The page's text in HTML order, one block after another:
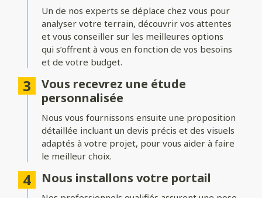
dynamique.
Bombé ou bombé inversé: des courbes élégantes pour un
effet plus traditionnel.
Chapeau de gendarme ou chapeau de gendarme inversé
: une touche classique et raffinée.
Occultation
Adaptez le niveau d’intimité et d’aération de votre portail :
Portail plein: : pour une intimité maximale et une protection
Portail semi-ajouré
Un de nos experts se déplace chez vous pour
analyser votre terrain, découvrir vos attentes
et vous conseiller sur les meilleures options
qui s’offrent à vous en fonction de vos besoins
et de votre budget.
Vous recevrez une étude
personnalisée
Nous vous fournissons ensuite une proposition
détaillée incluant un devis précis et des visuels
adaptés à votre projet, pour vous aider à faire
le meilleur choix.
Nous installons votre portail